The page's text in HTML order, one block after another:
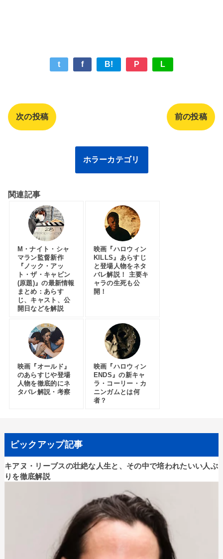
t f B! P L
次の投稿 前の投稿
ホラーカテゴリ
関連記事
M・ナイト・シャ
マラン監督新作
『ノック・アッ
ト・ザ・キャビン
(原題)』の最新情報
まとめ：あらす
じ、キャスト、公
開日などを解説
映画『ハロウィン
KILLS』あらすじ
と登場人物をネタ
バレ解説！ 主要キ
ャラの生死も公
開！
映画『オールド』
のあらすじや登場
人物を徹底的にネ
タバレ解説・考察
映画『ハロウィン
ENDS』の新キャ
ラ・コーリー・カ
ニンガムとは何
者？
ピックアップ記事
キアヌ・リーブスの壮絶な人生と、その中で培われたいい人ぶ
りを徹底解説